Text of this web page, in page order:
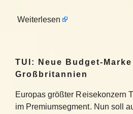
Weiterlesen
TUI: Neue Budget-
Großbritannien
Europas größter Reisekonzern
im Premiumsegment. Nun soll